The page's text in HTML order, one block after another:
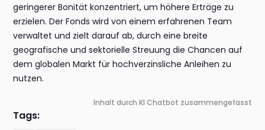
geringerer Bonität konzentriert, um höhere Erträge zu
erzielen. Der Fonds wird von einem erfahrenen Team
verwaltet und zielt darauf ab, durch eine breite
geografische und sektorielle Streuung die Chancen auf
dem globalen Markt für hochverzinsliche Anleihen zu
nutzen.
Inhalt durch KI Chatbot zusammengefasst
Tags: